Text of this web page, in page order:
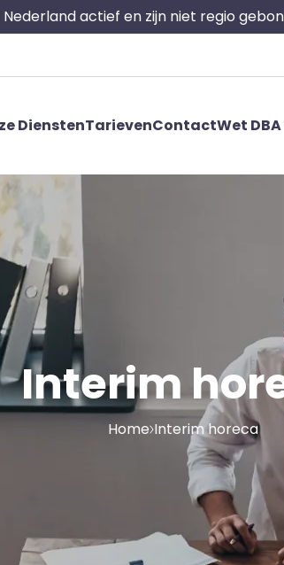
Nederland actief en zijn niet regio
DienstenTarievenContactWet
Interim
Home Interim horeca